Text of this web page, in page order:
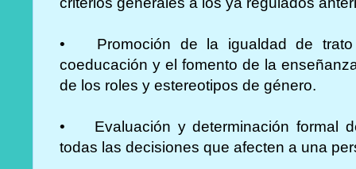
•
Promoción de la igualdad de
coeducación y el fomento de la
de los roles y estereotipos de género.
•
Evaluación y determinación formal
todas las decisiones que afecten a una